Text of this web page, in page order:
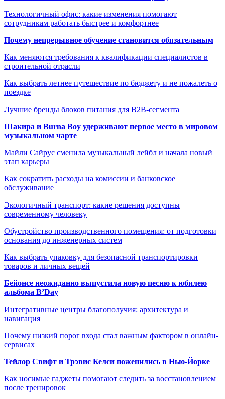
Технологичный офис: какие изменения помогают
сотрудникам работать быстрее и комфортнее
Почему непрерывное обучение становится обязательным
Как меняются требования к квалификации специалистов в
строительной отрасли
Как выбрать летнее путешествие по бюджету и не пожалеть о
поездке
Лучшие бренды блоков питания для B2B-сегмента
Шакира и Burna Boy удерживают первое место в мировом
музыкальном чарте
Майли Сайрус сменила музыкальный лейбл и начала новый
этап карьеры
Как сократить расходы на комиссии и банковское
обслуживание
Экологичный транспорт: какие решения доступны
современному человеку
Обустройство производственного помещения: от подготовки
основания до инженерных систем
Как выбрать упаковку для безопасной транспортировки
товаров и личных вещей
Бейонсе неожиданно выпустила новую песню к юбилею
альбома B’Day
Интегративные центры благополучия: архитектура и
навигация
Почему низкий порог входа стал важным фактором в онлайн-
сервисах
Тейлор Свифт и Трэвис Келси поженились в Нью-Йорке
Как носимые гаджеты помогают следить за восстановлением
после тренировок